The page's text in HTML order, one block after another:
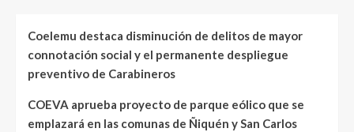
Coelemu destaca disminución de delitos de mayor
connotación social y el permanente despliegue
preventivo de Carabineros
COEVA aprueba proyecto de parque eólico que se
emplazará en las comunas de Ñiquén y San Carlos